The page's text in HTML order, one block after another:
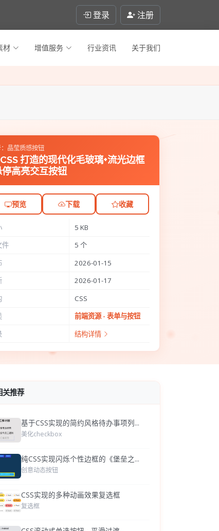
登录 注册
材 增值服务 行业资讯 关于我们
晶莹质感按钮
打造的现代化毛玻璃+流光边框
停高亮交互按钮
预览 下载 收藏
5 KB
件
5 个
2026-01-15
2026-01-17
CSS
前端资源 - 表单与按钮
结构详情
关推荐
基于CSS实现的简约风格待办事项列...
美化checkbox
纯CSS实现闪烁个性边框的《堡垒之...
创意动态按钮
CSS实现的多种动画效果复选框
复选框